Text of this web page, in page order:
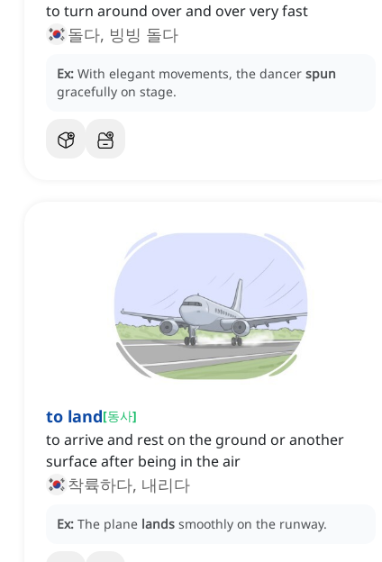
to turn around over and over very fast
돌다, 빙빙 돌다
Ex: With elegant movements, the dancer spun
gracefully on stage.
to land[동사]
to arrive and rest on the ground or another
surface after being in the air
착륙하다, 내리다
Ex: The plane lands smoothly on the runway.